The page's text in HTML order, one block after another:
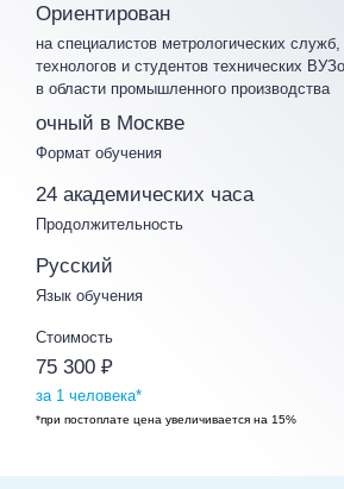
Ориентирован
на специалистов метрологических
технологов и студентов технических
в области промышленного производства
Формат обучения
очный в Москве
Продолжительность
24 академических часа
Язык обучения
Русский
Стоимость
75 300 ₽
за 1 человека*
*при постоплате цена увеличивается на 15%